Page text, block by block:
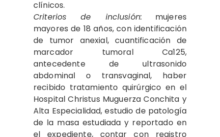
clínicos.
Criterios de inclusión:
mujeres
mayores de 18 años, con identificación
de tumor anexial, cuantificación de
marcador tumoral Ca125,
antecedente de ultrasonido
abdominal o transvaginal, haber
recibido tratamiento quirúrgico en el
Hospital Christus Muguerza Conchita y
Alta Especialidad, estudio de patología
de la masa estudiada y reportado en
el expediente, contar con registro